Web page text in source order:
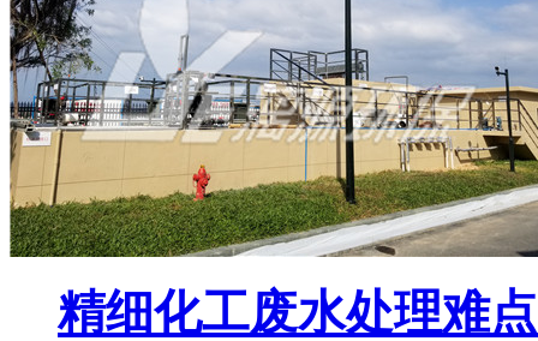
精细化工废水处理难点